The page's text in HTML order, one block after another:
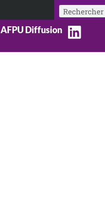
Rechercher
AFPU Diffusion